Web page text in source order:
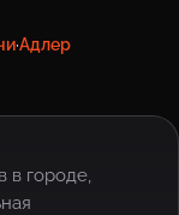
·Адлер
в городе,